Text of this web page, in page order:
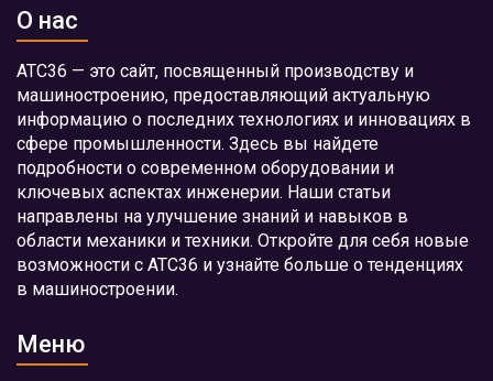
О нас
АТС36 — это сайт, посвященный производству и
машиностроению, предоставляющий актуальную
информацию о последних технологиях и инновациях в
сфере промышленности. Здесь вы найдете
подробности о современном оборудовании и
ключевых аспектах инженерии. Наши статьи
направлены на улучшение знаний и навыков в
области механики и техники. Откройте для себя новые
возможности с АТС36 и узнайте больше о тенденциях
в машиностроении.
Меню